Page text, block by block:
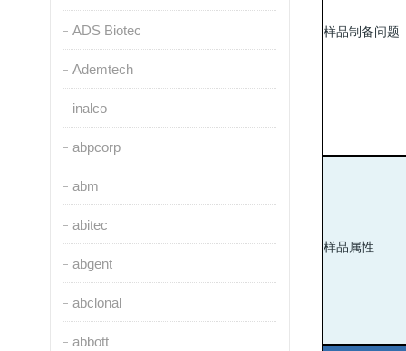
ADS Biotec
Ademtech
inalco
abpcorp
abm
abitec
abgent
abclonal
abbott
样品制备问题
样品属性